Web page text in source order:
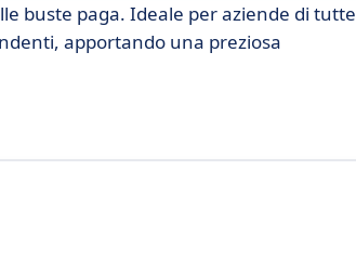
buste paga. Ideale per aziende di tutte
apportando una preziosa